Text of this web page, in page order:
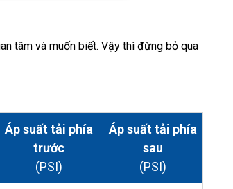
tâm và muốn biết. Vậy thì đừng bỏ qua
Áp suất tải phía
trước
(PSI)
Áp suất tải phía
sau
(PSI)